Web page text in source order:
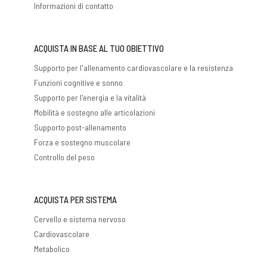
Informazioni di contatto
ACQUISTA IN BASE AL TUO OBIETTIVO
Supporto per l'allenamento cardiovascolare e la resistenza
Funzioni cognitive e sonno
Supporto per l'energia e la vitalità
Mobilità e sostegno alle articolazioni
Supporto post-allenamento
Forza e sostegno muscolare
Controllo del peso
ACQUISTA PER SISTEMA
Cervello e sistema nervoso
Cardiovascolare
Metabolico